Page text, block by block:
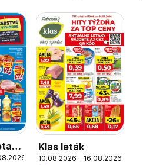
Klas leták
10.08.2026 - 16.08.2026